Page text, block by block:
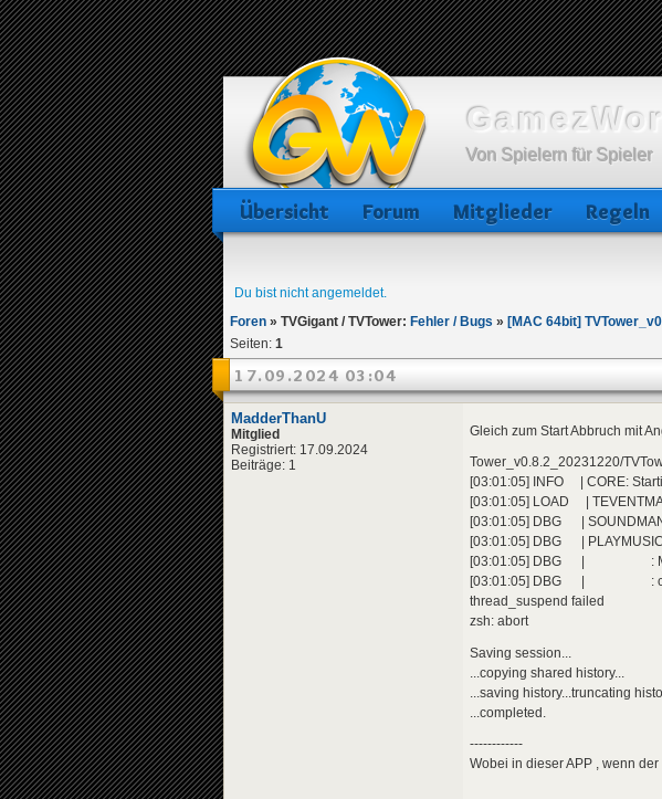
Von Spielern für Spieler
Übersicht Forum Mitglieder Regeln
Du bist nicht angemeldet.
Foren » TVGigant / TVTower: Fehler / Bugs » [MAC 64bit]
Seiten: 1
17.09.2024 03:04
MadderThanU
Mitglied
Registriert: 17.09.2024
Beiträge: 1
Gleich zum Start Abbruch mit
Tower_v0.8.2_20231220/
[03:01:05] INFO | CORE:
[03:01:05] LOAD |
[03:01:05] DBG |
[03:01:05] DBG |
[03:01:05] DBG | : Music
[03:01:05] DBG | : could
thread_suspend failed
zsh: abort
Saving session...
...copying shared history...
...saving history...truncating
...completed.
------------
Wobei in dieser APP , wenn